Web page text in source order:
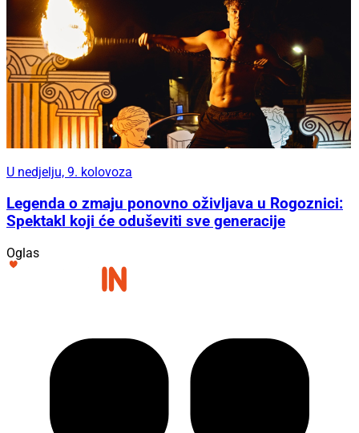
U nedjelju, 9. kolovoza
Legenda o zmaju ponovno oživljava u Rogoznici:
Spektakl koji će oduševiti sve generacije
Oglas